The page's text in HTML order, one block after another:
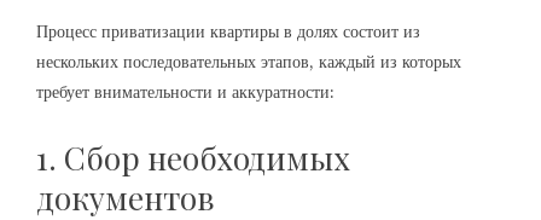
Процесс приватизации квартиры в долях состоит из
нескольких последовательных этапов, каждый из которых
требует внимательности и аккуратности:
1. Сбор необходимых
документов